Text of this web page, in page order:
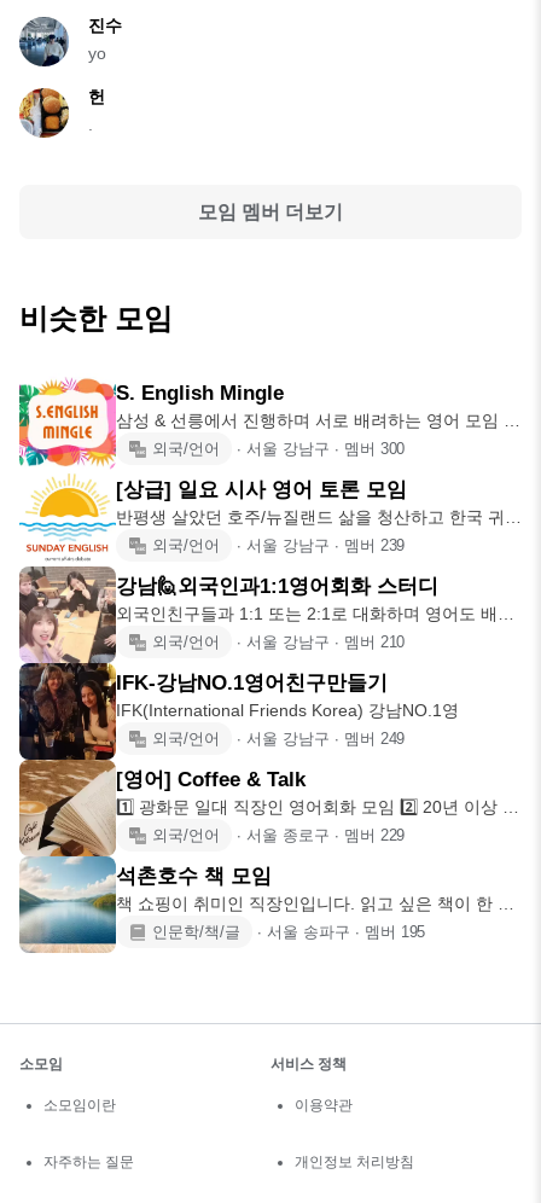
진수
yo
헌
모임 멤버 더보기
비슷한 모임
S. English Mingle
삼성 & 선릉에서 진행하며 서로 배려하는 영어 모임 ✔️
매주 수요일 저
외국/언어 ∙ 서울 강남구 ∙ 멤버 300
[상급] 일요 시사 영어 토론 모임
반평생 살았던 호주/뉴질랜드 삶을 청산하고 한국 귀국
1주년을 맞아 깨달
외국/언어 ∙ 서울 강남구 ∙ 멤버 239
강남🙋외국인과1:1영어회화 스터디
외국인친구들과 1:1 또는 2:1로 대화하며 영어도 배우
고 외국인 친구
외국/언어 ∙ 서울 강남구 ∙ 멤버 210
IFK-강남NO.1영어친구만들기
IFK(International Friends Korea) 강남NO.1영
외국/언어 ∙ 서울 강남구 ∙ 멤버 249
[영어] Coffee & Talk
1️⃣ 광화문 일대 직장인 영어회화 모임 2️⃣ 20년 이상 미
국 거주외국/언어 ∙ 서울 종로구 ∙ 멤버 229
석촌호수 책 모임
책 쇼핑이 취미인 직장인입니다. 읽고 싶은 책이 한 가
득인데, 현실은 습
인문학/책/글 ∙ 서울 송파구 ∙ 멤버 195
소모임
소모임이란
자주하는 질문
서비스 정책
이용약관
개인정보 처리방침